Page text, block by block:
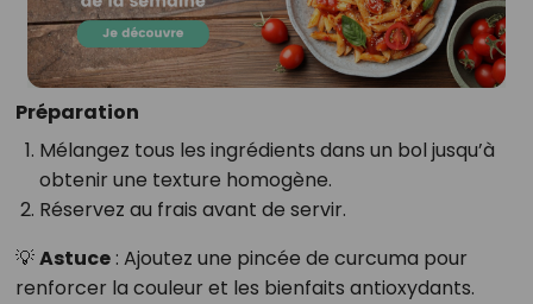
Préparation
Mélangez tous les ingrédients dans un bol jusqu’à
obtenir une texture homogène.
Réservez au frais avant de servir.
💡Astuce: Ajoutez une pincée de curcuma pour
renforcer la couleur et les bienfaits antioxydants.